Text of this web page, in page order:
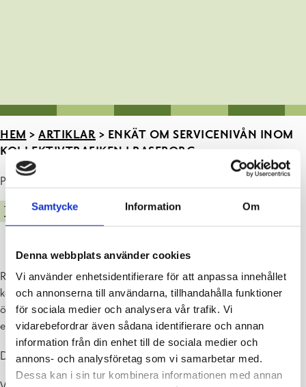
Samtycke Information Om
Denna webbplats använder cookies
Vi använder enhetsidentifierare för att anpassa innehållet
och annonserna till användarna, tillhandahålla funktioner
för sociala medier och analysera vår trafik. Vi
vidarebefordrar även sådana identifierare och annan
information från din enhet till de sociala medier och
annons- och analysföretag som vi samarbetar med.
Dessa kan i sin tur kombinera informationen med annan
HEM > ARTIKLAR > ENKÄT OM SERVICENIVÅN INOM
KOLLEKTIVTRAFIKEN I RASEBORG
Publicerad : 08.04.2021
TRAFIK OCH BÅTLIV PRESSMEDDELANDEN
Raseborgs stad önskar utreda invånarnas syn på servicenivån inom
kollektivtrafiken. Synpunkter samlas in via en webbenkät som är
öppen fram till 23.4.2021. Det tar cirka 5 minuter att besvara
enkäten.
Du kommer till enkäten via länkenhttps://zef.fi/s/sdyt2v4l/